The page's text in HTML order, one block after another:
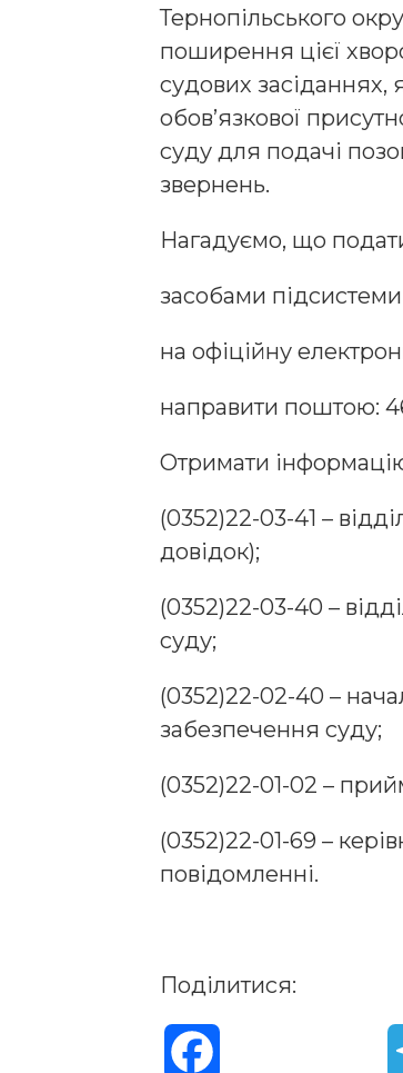
Тернопільського
поширення цієї
судових
обов’язкової
суду для подачі
звернень.
Нагадуємо, що
засобами
на офіційну
направити поштою:
Отримати
(0352)22-03-41 –
довідок);
(0352)22-03-40 –
суду;
(0352)22-02-40 –
забезпечення суду;
(0352)22-01-02 –
(0352)22-01-69 –
повідомленні.
Поділитися: